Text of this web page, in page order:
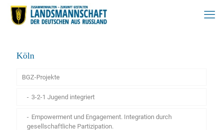
Köln
BGZ-Projekte
3-2-1 Jugend integriert
Empowerment und Engagement. Integration durch
gesellschaftliche Partizipation.